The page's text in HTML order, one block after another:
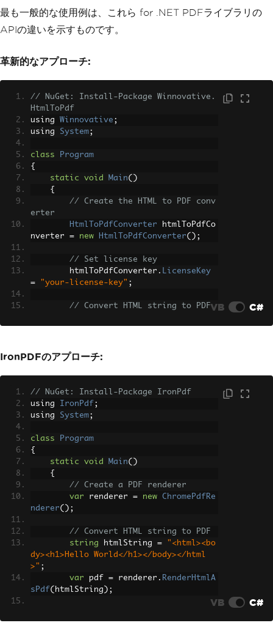
最も一般的な使用例は、これら for .NET PDFライブラリの
APIの違いを示すものです。
革新的なアプローチ:
// NuGet: Install-Package Winnovative.
HtmlToPdf
using Winnovative ;
using System;
class
Program
{
static
void Main()
{
// Create the HTML to PDF conv
erter
HtmlToPdfConverter htmlToPdfCo
nverter = new HtmlToPdfConverter();
// Set license key
        htmlToPdfConverter
. LicenseKey
=
"your-license-key" ;
// Convert HTML string to PDF
byte
[]
verter
. ConvertHtml
// Save to file
System
WriteAllBytes
"output.pdf" ,
successfully"
VB C#
IronPDFのアプローチ:
// NuGet: Install-Package IronPdf
using IronPdf ;
using System;
class
Program
{
static
void Main()
{
// Create a PDF renderer
var renderer = new
ChromePdfRe
nderer();
// Convert HTML string to PDF
string htmlString =
"<html><bo
dy><h1>Hello World</h1></body></html
>" ;
var pdf = renderer . RenderHtmlA
sPdf( htmlString );
VB C#